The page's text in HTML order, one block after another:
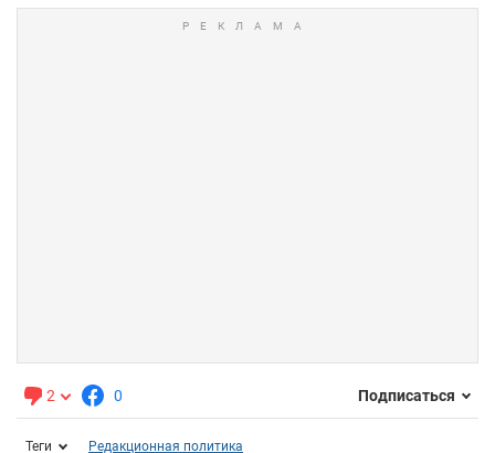
2 0 Подписаться
Теги Редакционная политика